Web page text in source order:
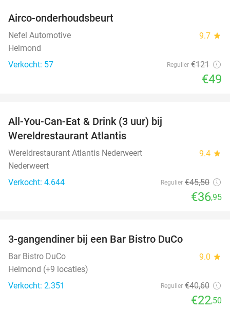
Airco-onderhoudsbeurt
Nefel Automotive 9.7 star
Helmond
Verkocht: 57
Regulier €121
€49
All-You-Can-Eat & Drink (3 uur) bij
Wereldrestaurant Atlantis
Wereldrestaurant Atlantis Nederweert 9.4 star
Nederweert
Verkocht: 4.644
Regulier €45,50
€36,95
3-gangendiner bij een Bar Bistro DuCo
Bar Bistro DuCo 9.0 star
Helmond (+9 locaties)
Verkocht: 2.351
Regulier €40,60
€22,50